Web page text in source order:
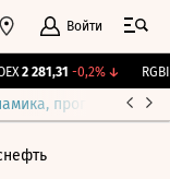
Войти
2 281,31 -0,2%↓
прогнозы